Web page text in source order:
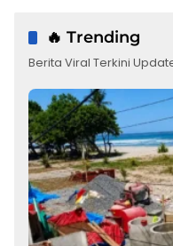
🔥 Trending
Berita Viral Terkini